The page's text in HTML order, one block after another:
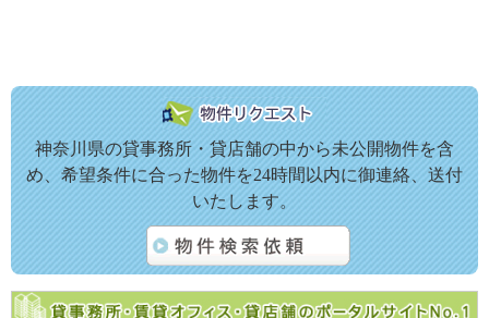
神奈川県の貸事務所・貸店舗の中から未公開物件を含
め、希望条件に合った物件を24時間以内に御連絡、送付
いたします。